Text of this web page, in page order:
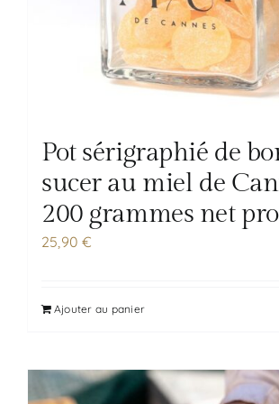
Pot sérigraphié de
sucer au miel de
200 grammes net
25,90€
Ajouter au panier